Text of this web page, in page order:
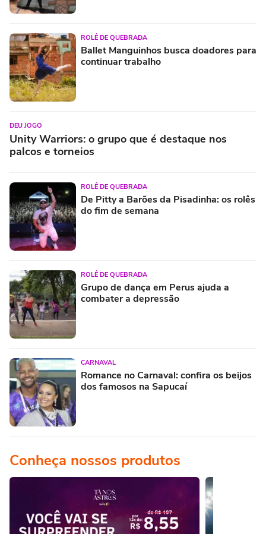
ROLÊ DE QUEBRADA
Ballet Manguinhos busca doadores para
continuar trabalho
DEU JOGO
Unity Warriors: o grupo que é destaque nos
palcos e torneios
ROLÊ DE QUEBRADA
De Pitty a Barões da Pisadinha: os rolês
do fim de semana
ROLÊ DE QUEBRADA
Grupo de dança em Perus ajuda a
combater a depressão
CARNAVAL
Romance no Carnaval: confira os beijos
dos famosos na Sapucaí
Conheça nossos produtos